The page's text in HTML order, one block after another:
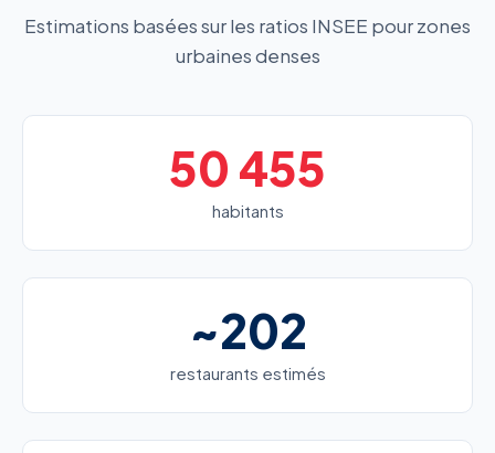
Estimations basées sur les ratios INSEE pour zones
urbaines denses
50 455
habitants
~202
restaurants estimés